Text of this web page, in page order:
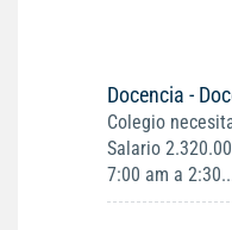
Docencia -
Colegio
Salario
7:00 am a